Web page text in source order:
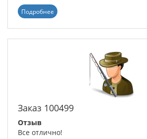
Подробнее
Заказ 100499
Отзыв
Все отлично!